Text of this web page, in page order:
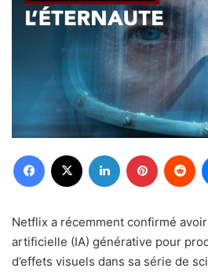
Facebook Linkedin Pinterest
Netflix a récemment confirmé
artificielle (IA) générative pour
d’effets visuels dans sa série de